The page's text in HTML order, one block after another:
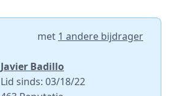
met 1 andere bijdrager
Javier Badillo
Lid sinds: 03/18/22